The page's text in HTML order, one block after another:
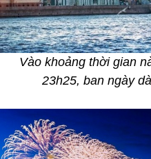
Vào khoảng thời gian
23h25, ban ngày